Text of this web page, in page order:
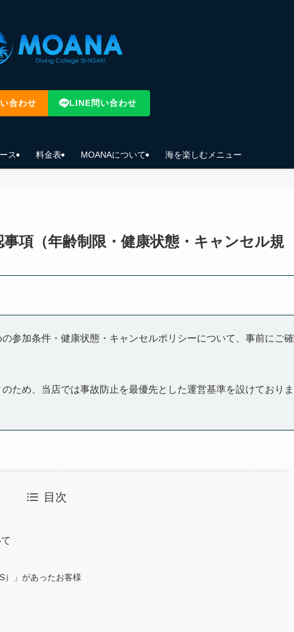
ス 料金表 MOANAについて 海を楽しむメニュー
合わせ LINE問い合わせ
項（年齢制限・健康状態・キャンセル規
参加条件・健康状態・キャンセルポリシーについて、事前にご確
ため、当店では事故防止を最優先とした運営基準を設けておりま
目次
）」があったお客様